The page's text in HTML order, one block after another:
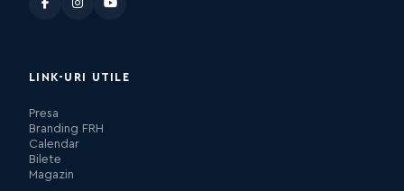
LINK-URI UTILE
Presa
Branding FRH
Calendar
Bilete
Magazin